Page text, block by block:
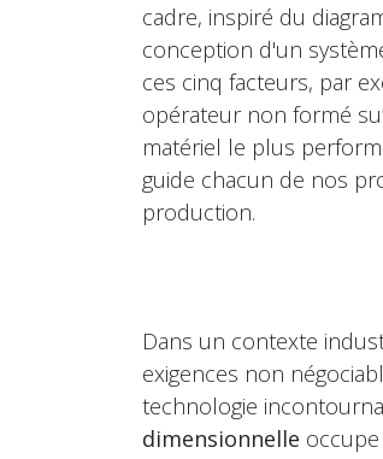
cadre, inspiré du
conception d'un
ces cinq facteurs, par
opérateur non formé
matériel le plus
guide chacun de nos
production.
Dans un contexte
exigences non
technologie
dimensionnelle